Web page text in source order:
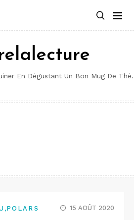
En Dégustant Un Bon Mug De Thé.
,POLARS 15 AOÛT 2020